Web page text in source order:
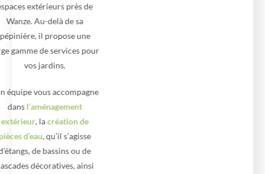
espaces extérieurs près de
Wanze. Au-delà de sa
pépinière, il propose une
large gamme de services pour
vos jardins.
Son équipe vous accompagne
dansl’aménagement
extérieur, lacréation de
pièces d’eau, qu’il s’agisse
d’étangs, de bassins ou de
cascades décoratives, ainsi